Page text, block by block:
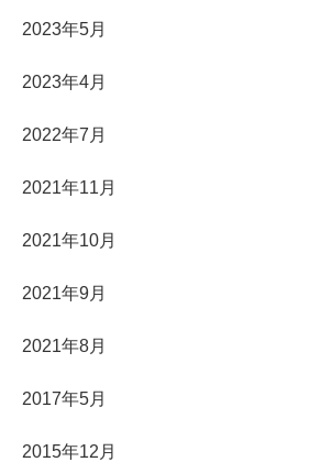
2023年5月
2023年4月
2022年7月
2021年11月
2021年10月
2021年9月
2021年8月
2017年5月
2015年12月